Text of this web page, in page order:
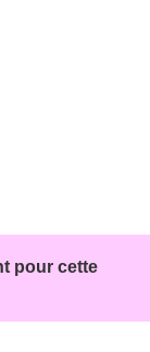
pour cette